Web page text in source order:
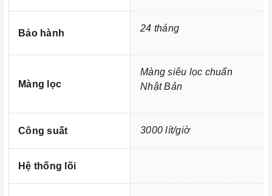
5m3/h
Bảo hành 24 tháng
Màng lọc
Màng siêu lọc chuẩn
Nhật Bản
Công suất 3000 lít/giờ
Hệ thống lõi